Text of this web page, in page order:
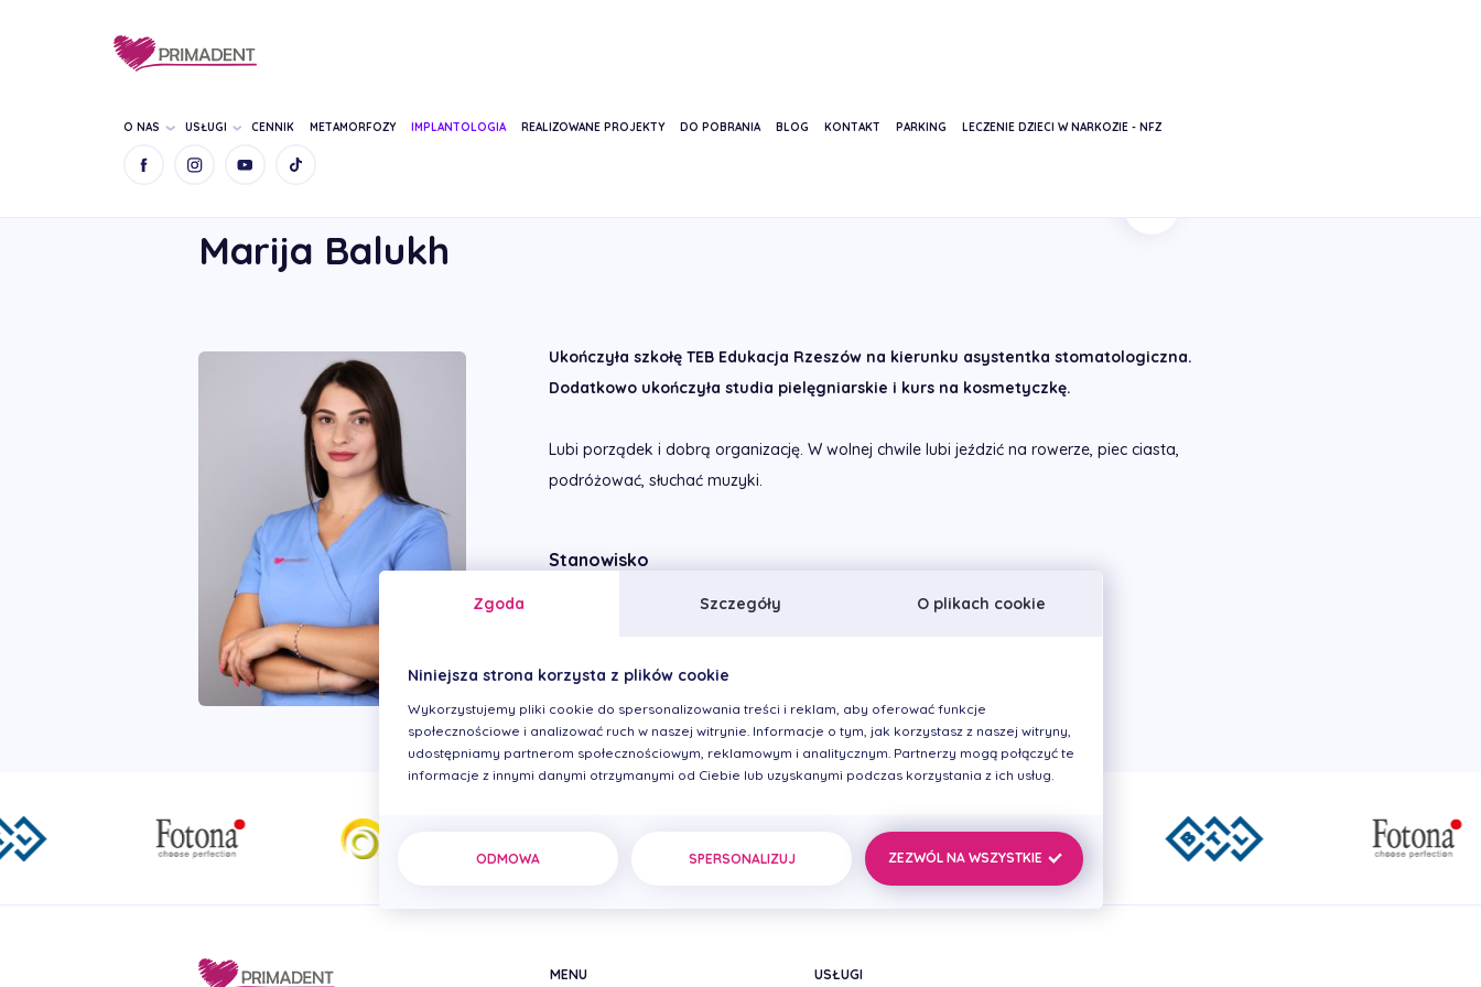
O NAS USŁUGI CENNIK METAMORFOZY IMPLANTOLOGIA REALIZOWANE PROJEKTY DO POBRANIA BLOG KONTAKT PARKING LECZENIE DZIECI W NARKOZIE - NFZ
Marija Balukh
Ukończyła szkołę TEB Edukacja Rzeszów na kierunku asystentka stomatologiczna.
Dodatkowo ukończyła studia pielęgniarskie i kurs na kosmetyczkę.
Lubi porządek i dobrą organizację. W wolnej chwile lubi jeździć na rowerze, piec ciasta,
podróżować, słuchać muzyki.
Stanowisko
Asystentka stomatologiczna
MENU USŁUGI
Zgoda Szczegóły O plikach cookie
Niniejsza strona korzysta z plików cookie
Wykorzystujemy pliki cookie do spersonalizowania treści i reklam, aby oferować funkcje
społecznościowe i analizować ruch w naszej witrynie. Informacje o tym, jak korzystasz z naszej witryny,
udostępniamy partnerom społecznościowym, reklamowym i analitycznym. Partnerzy mogą połączyć te
informacje z innymi danymi otrzymanymi od Ciebie lub uzyskanymi podczas korzystania z ich usług.
ODMOWA SPERSONALIZUJ ZEZWÓL NA WSZYSTKIE